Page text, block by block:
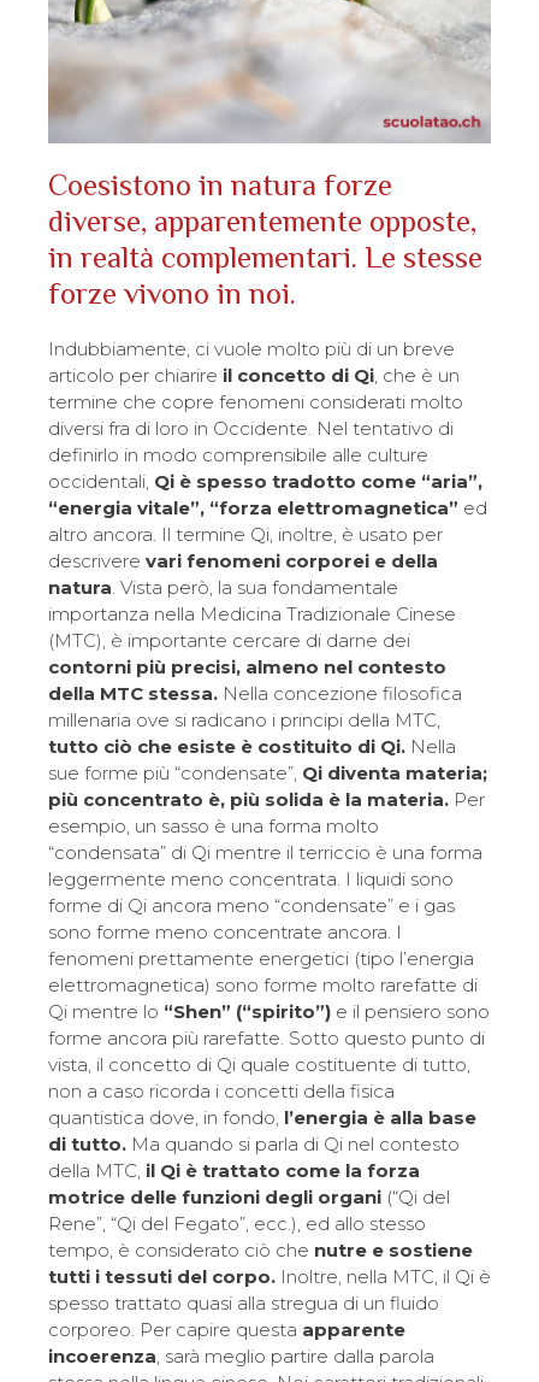
Coesistono in natura forze
diverse, apparentemente opposte,
in realtà complementari. Le stesse
forze vivono in noi.
Indubbiamente, ci vuole molto più di un breve
articolo per chiarire il concetto di Qi, che è un
termine che copre fenomeni considerati molto
diversi fra di loro in Occidente. Nel tentativo di
definirlo in modo comprensibile alle culture
occidentali, Qi è spesso tradotto come “aria”,
“energia vitale”, “forza elettromagnetica” ed
altro ancora. Il termine Qi, inoltre, è usato per
descrivere vari fenomeni corporei e della
natura. Vista però, la sua fondamentale
importanza nella Medicina Tradizionale Cinese
(MTC), è importante cercare di darne dei
contorni più precisi, almeno nel contesto
della MTC stessa. Nella concezione filosofica
millenaria ove si radicano i principi della MTC,
tutto ciò che esiste è costituito di Qi. Nella
sue forme più “condensate”, Qi diventa materia;
più concentrato è, più solida è la materia. Per
esempio, un sasso è una forma molto
“condensata” di Qi mentre il terriccio è una forma
leggermente meno concentrata. I liquidi sono
forme di Qi ancora meno “condensate” e i gas
sono forme meno concentrate ancora. I
fenomeni prettamente energetici (tipo l’energia
elettromagnetica) sono forme molto rarefatte di
Qi mentre lo “Shen” (“spirito”) e il pensiero sono
forme ancora più rarefatte. Sotto questo punto di
vista, il concetto di Qi quale costituente di tutto,
non a caso ricorda i concetti della fisica
quantistica dove, in fondo, l’energia è alla base
di tutto. Ma quando si parla di Qi nel contesto
della MTC, il Qi è trattato come la forza
motrice delle funzioni degli organi (“Qi del
Rene”, “Qi del Fegato”, ecc.), ed allo stesso
tempo, è considerato ciò che nutre e sostiene
tutti i tessuti del corpo. Inoltre, nella MTC, il Qi è
spesso trattato quasi alla stregua di un fluido
corporeo. Per capire questa apparente
incoerenza, sarà meglio partire dalla parola